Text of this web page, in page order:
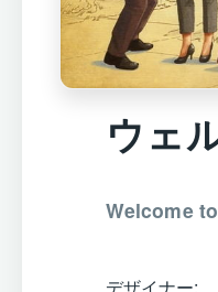
ウェ
Welcome
デザイナー: